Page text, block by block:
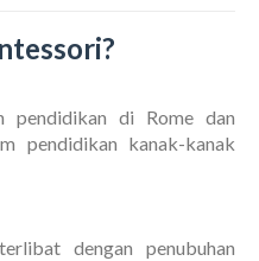
pendidikan di Rome dan
pendidikan kanak-kanak
dengan penubuhan